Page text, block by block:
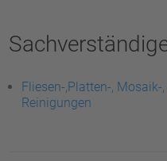
Fliesen-,Platten-,
Reinigungen